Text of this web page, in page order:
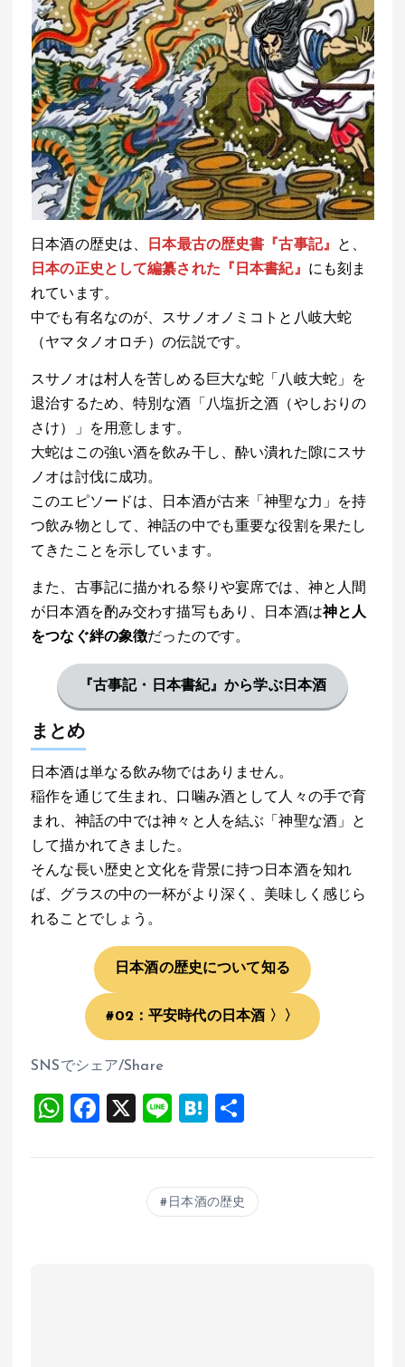
日本酒の歴史は、 日本最古の歴史書『古事記』
と、
日本の正史として編纂された『日本書紀』 にも刻ま
れています。
中でも有名なのが、スサノオノミコトと八岐大蛇
（ヤマタノオロチ）の伝説です。
スサノオは村人を苦しめる巨大な蛇「八岐大蛇」を
退治するため、特別な酒「八塩折之酒（やしおりの
さけ）」を用意します。
大蛇はこの強い酒を飲み干し、酔い潰れた隙にスサ
ノオは討伐に成功。
このエピソードは、日本酒が古来「神聖な力」を持
つ飲み物として、神話の中でも重要な役割を果たし
てきたことを示しています。
また、古事記に描かれる祭りや宴席では、神と人間
が日本酒を酌み交わす描写もあり、日本酒は神と人
をつなぐ絆の象徴だったのです。
『古事記・日本書紀』から学ぶ日本酒
まとめ
日本酒は単なる飲み物ではありません。
稲作を通じて生まれ、口噛み酒として人々の手で育
まれ、神話の中では神々と人を結ぶ「神聖な酒」と
して描かれてきました。
そんな長い歴史と文化を背景に持つ日本酒を知れ
ば、グラスの中の一杯がより深く、美味しく感じら
れることでしょう。
日本酒の歴史について知る
#02：平安時代の日本酒 〉〉
SNSでシェア/Share
W
at
F
ce
X
Li
e
H
e
n
a
日本酒の歴史